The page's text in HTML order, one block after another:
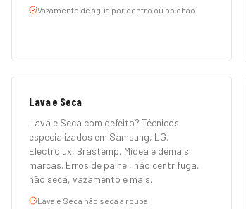
Vazamento de água por dentro ou no chão
Lava e Seca
Lava e Seca com defeito? Técnicos
especializados em Samsung, LG,
Electrolux, Brastemp, Midea e demais
marcas. Erros de painel, não centrifuga,
não seca, vazamento e mais.
Lava e Seca não seca a roupa